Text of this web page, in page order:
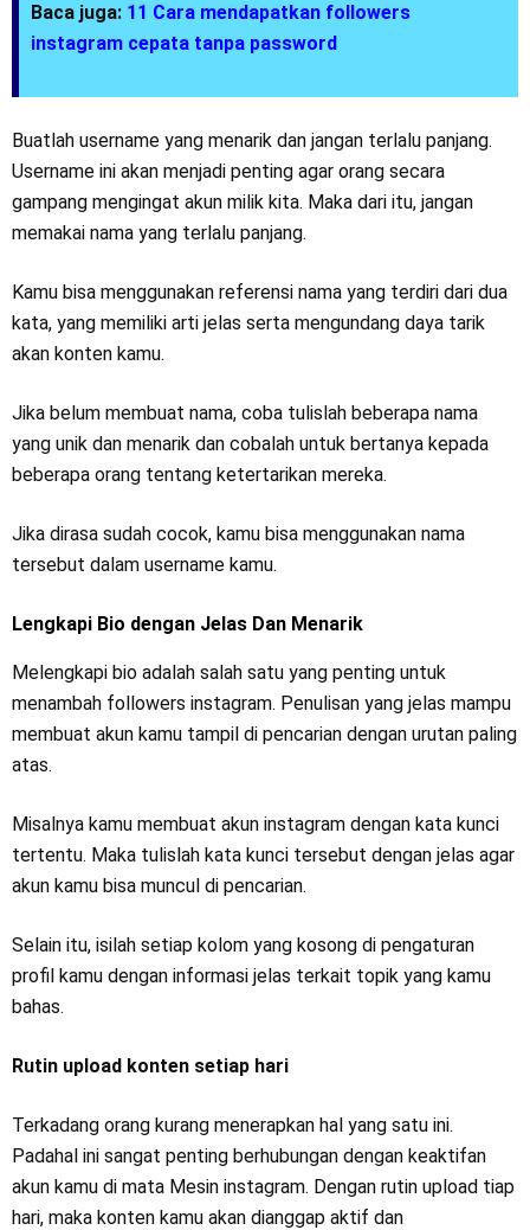
Baca juga: 11 Cara mendapatkan followers
instagram cepata tanpa password
Buatlah username yang menarik dan jangan terlalu panjang.
Username ini akan menjadi penting agar orang secara
gampang mengingat akun milik kita. Maka dari itu, jangan
memakai nama yang terlalu panjang.
Kamu bisa menggunakan referensi nama yang terdiri dari dua
kata, yang memiliki arti jelas serta mengundang daya tarik
akan konten kamu.
Jika belum membuat nama, coba tulislah beberapa nama
yang unik dan menarik dan cobalah untuk bertanya kepada
beberapa orang tentang ketertarikan mereka.
Jika dirasa sudah cocok, kamu bisa menggunakan nama
tersebut dalam username kamu.
Lengkapi Bio dengan Jelas Dan Menarik
Melengkapi bio adalah salah satu yang penting untuk
menambah followers instagram. Penulisan yang jelas mampu
membuat akun kamu tampil di pencarian dengan urutan paling
atas.
Misalnya kamu membuat akun instagram dengan kata kunci
tertentu. Maka tulislah kata kunci tersebut dengan jelas agar
akun kamu bisa muncul di pencarian.
Selain itu, isilah setiap kolom yang kosong di pengaturan
profil kamu dengan informasi jelas terkait topik yang kamu
bahas.
Rutin upload konten setiap hari
Terkadang orang kurang menerapkan hal yang satu ini.
Padahal ini sangat penting berhubungan dengan keaktifan
akun kamu di mata Mesin instagram. Dengan rutin upload tiap
hari, maka konten kamu akan dianggap aktif dan